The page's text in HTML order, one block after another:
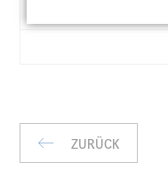
MM
ZURÜCK